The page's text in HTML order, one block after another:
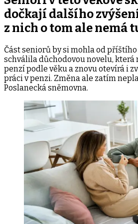
dočkají dalšího
z nich o tom ale nemá
Část seniorů by si mohla od
schválila důchodovou novelu,
penzí podle věku a znovu otevírá i
práci v penzi. Změna ale zatím
Poslanecká sněmovna.